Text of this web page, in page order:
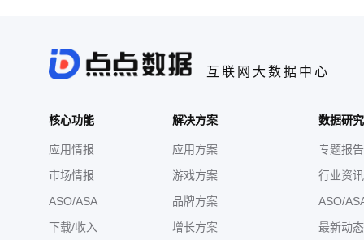
互联网大数据中心
核心功能
应用情报
市场情报
ASO/ASA
下载/收入
解决方案
应用方案
游戏方案
品牌方案
增长方案
数据研
专题报告
行业资讯
ASO/
最新动态